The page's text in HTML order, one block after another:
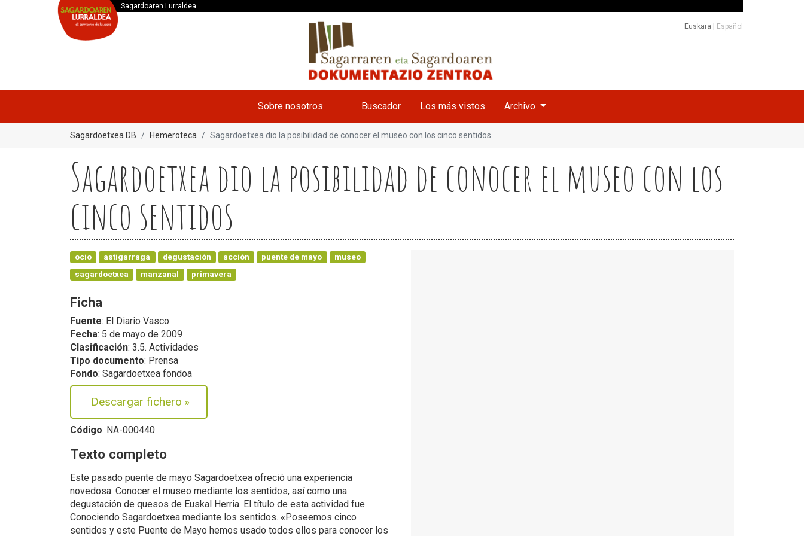
Sagardoaren Lurraldea
Euskara Español
Sobre nosotros Buscador Los más vistos Archivo
Sagardoetxea DB Hemeroteca Sagardoetxea dio la posibilidad de conocer el museo con los cinco sentidos
Sagardoetxea dio la posibilidad de conocer el museo con los
cinco sentidos
ocio astigarraga degustación acción puente de mayo
museo
sagardoetxea
manzanal primavera
Ficha
Fuente: El Diario Vasco
Fecha: 5 de mayo de 2009
Clasificación: 3.5. Actividades
Tipo documento: Prensa
Fondo: Sagardoetxea fondoa
Descargar fichero »
Código: NA-000440
Texto completo
Este pasado puente de mayo Sagardoetxea ofreció una experiencia
novedosa: Conocer el museo mediante los sentidos, así como una
degustación de quesos de Euskal Herria. El título de esta actividad fue
Conociendo Sagardoetxea mediante los sentidos. «Poseemos cinco
sentidos y este Puente de Mayo hemos usado todos ellos para conocer los